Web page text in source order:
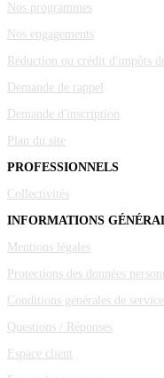
Nos programmes
Nos engagements
Réduction ou crédit d'impôts
Demande de rappel
Demande d'inscription
Plan du site
PROFESSIONNELS
Collectivités
INFORMATIONS
Mentions légales
Protections des données
Conditions générales de
Questions / Réponses
Espace client